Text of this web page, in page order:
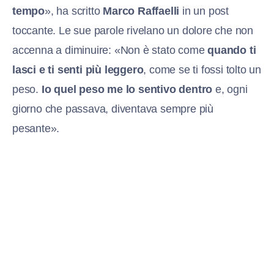
tempo», ha scritto Marco Raffaelli in un post
toccante. Le sue parole rivelano un dolore che non
accenna a diminuire: «Non è stato comequando ti
lasci e ti senti più leggero, come se ti fossi tolto un
peso. Io quel peso me lo sentivo dentro e, ogni
giorno che passava, diventava sempre più
pesante».